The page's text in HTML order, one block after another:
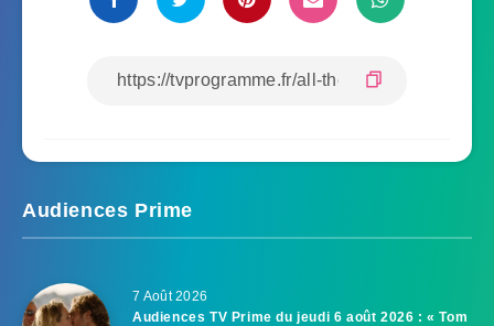
Audiences Prime
7 Août 2026
Audiences TV Prime du jeudi 6 août 2026 : « Tom